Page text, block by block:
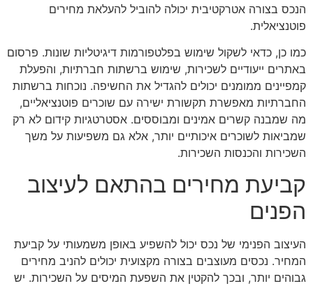
הנכס בצורה אטרקטיבית יכולה להוביל להעלאת מחירים
פוטנציאלית.
כמו כן, כדאי לשקול שימוש בפלטפורמות דיגיטליות שונות. פרסום
באתרים ייעודיים לשכירות, שימוש ברשתות חברתיות, והפעלת
קמפיינים ממומנים יכולים להגדיל את החשיפה. נוכחות ברשתות
החברתיות מאפשרת תקשורת ישירה עם שוכרים פוטנציאליים,
מה שמבנה קשרים אמינים ומבוססים. אסטרטגיות קידום לא רק
שמביאות לשוכרים איכותיים יותר, אלא גם משפיעות על משך
השכירות והכנסות השכירות.
קביעת מחירים בהתאם לעיצוב
הפנים
העיצוב הפנימי של נכס יכול להשפיע באופן משמעותי על קביעת
המחיר. נכסים מעוצבים בצורה מקצועית יכולים להניב מחירים
גבוהים יותר, ובכך להקטין את השפעת המיסים על השכירות. יש